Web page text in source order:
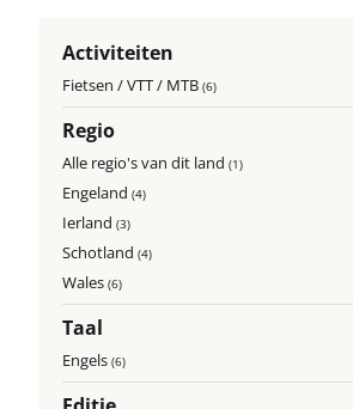
Activiteiten
Fietsen / VTT / MTB(6)
Regio
Alle regio's van dit land(1)
Engeland(4)
Ierland(3)
Schotland(4)
Wales(6)
Taal
Engels(6)